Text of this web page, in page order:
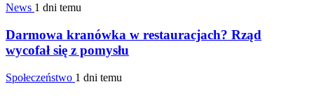
News 1 dni temu
Darmowa kranówka w restauracjach? Rząd
wycofał się z pomysłu
Społeczeństwo 1 dni temu